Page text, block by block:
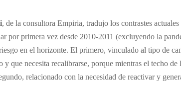
, de la consultora Empiria, tradujo los contrastes
por primera vez desde 2010-2011 (excluyendo la
en el horizonte. El primero, vinculado al tipo de
y que necesita recalibrarse, porque mientras el techo
relacionado con la necesidad de reactivar y